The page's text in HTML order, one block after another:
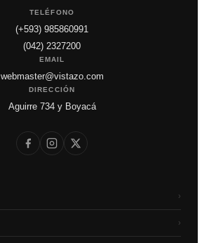
TELÉFONO
(+593) 985860991
(042) 2327200
EMAIL
webmaster@vistazo.com
DIRECCIÓN
Aguirre 734 y Boyacá
›
›